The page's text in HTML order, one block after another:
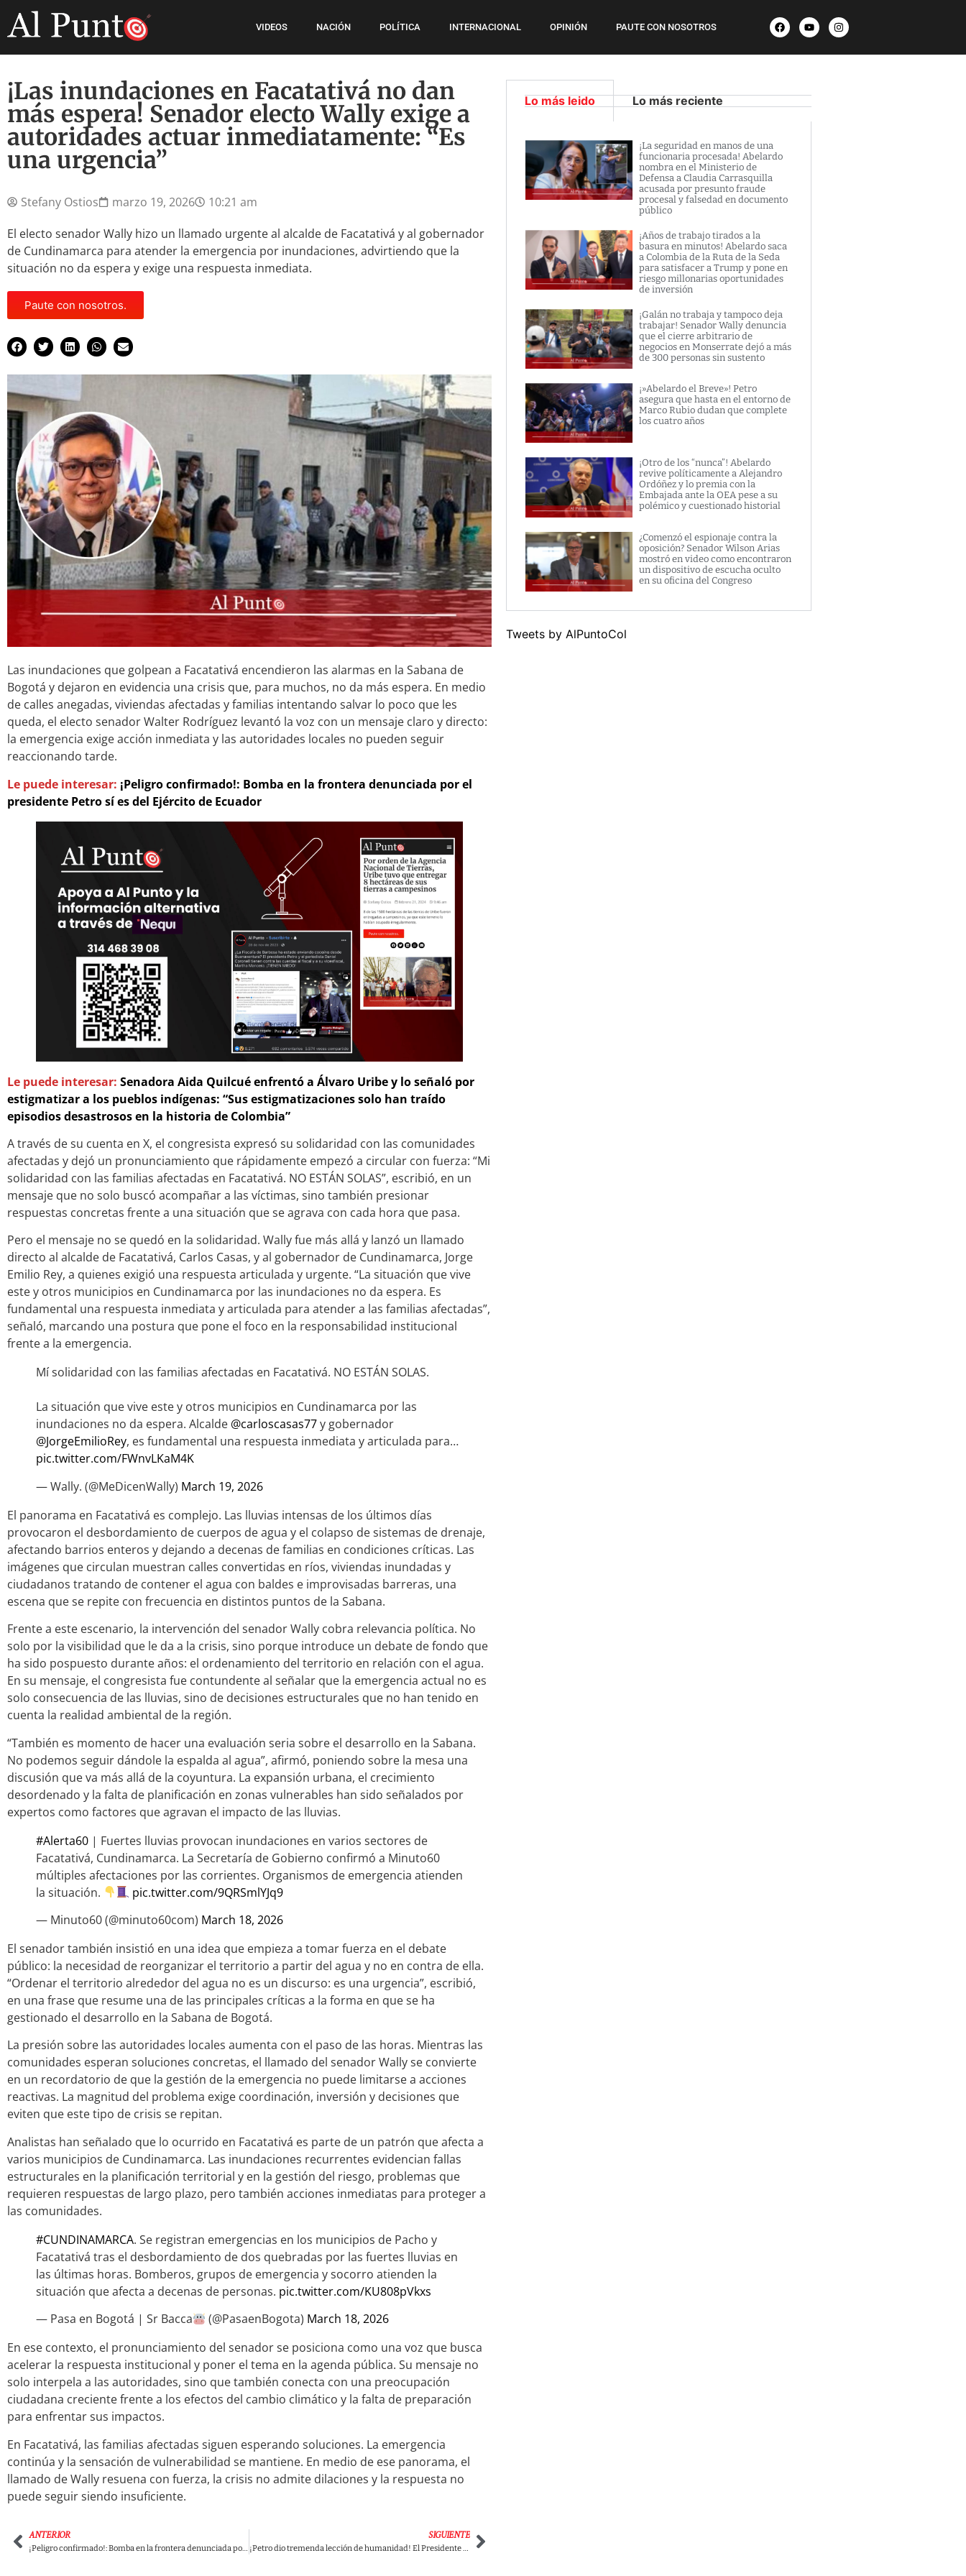
VIDEOS NACIÓN POLÍTICA INTERNACIONAL OPINIÓN PAUTE CON NOSOTROS
¡Las inundaciones en Facatativá no dan
más espera! Senador electo Wally exige a
autoridades actuar inmediatamente: “Es
una urgencia”
Stefany Ostios marzo 19, 2026
10:21 am
El electo senador Wally hizo un llamado urgente al alcalde de Facatativá y al gobernador
de Cundinamarca para atender la emergencia por inundaciones, advirtiendo que la
situación no da espera y exige una respuesta inmediata.
Paute con nosotros.
Las inundaciones que golpean a Facatativá encendieron las alarmas en la Sabana de
Bogotá y dejaron en evidencia una crisis que, para muchos, no da más espera. En medio
de calles anegadas, viviendas afectadas y familias intentando salvar lo poco que les
queda, el electo senador Walter Rodríguez levantó la voz con un mensaje claro y directo:
la emergencia exige acción inmediata y las autoridades locales no pueden seguir
reaccionando tarde.
Le puede interesar: ¡Peligro confirmado!: Bomba en la frontera denunciada por el
presidente Petro sí es del Ejército de Ecuador
Le puede interesar: Senadora Aida Quilcué enfrentó a Álvaro Uribe y lo señaló por
estigmatizar a los pueblos indígenas: “Sus estigmatizaciones solo han traído
episodios desastrosos en la historia de Colombia”
A través de su cuenta en X, el congresista expresó su solidaridad con las comunidades
afectadas y dejó un pronunciamiento que rápidamente empezó a circular con fuerza: “Mi
solidaridad con las familias afectadas en Facatativá. NO ESTÁN SOLAS”, escribió, en un
mensaje que no solo buscó acompañar a las víctimas, sino también presionar
respuestas concretas frente a una situación que se agrava con cada hora que pasa.
Pero el mensaje no se quedó en la solidaridad. Wally fue más allá y lanzó un llamado
directo al alcalde de Facatativá, Carlos Casas, y al gobernador de Cundinamarca, Jorge
Emilio Rey, a quienes exigió una respuesta articulada y urgente. “La situación que vive
este y otros municipios en Cundinamarca por las inundaciones no da espera. Es
fundamental una respuesta inmediata y articulada para atender a las familias afectadas”,
señaló, marcando una postura que pone el foco en la responsabilidad institucional
frente a la emergencia.
Mí solidaridad con las familias afectadas en Facatativá. NO ESTÁN SOLAS.
La situación que vive este y otros municipios en Cundinamarca por las
inundaciones no da espera. Alcalde @carloscasas77y gobernador
@JorgeEmilioRey, es fundamental una respuesta inmediata y articulada para…
pic.twitter.com/FWnvLKaM4K
— Wally. (@MeDicenWally) March 19, 2026
El panorama en Facatativá es complejo. Las lluvias intensas de los últimos días
provocaron el desbordamiento de cuerpos de agua y el colapso de sistemas de drenaje,
afectando barrios enteros y dejando a decenas de familias en condiciones críticas. Las
imágenes que circulan muestran calles convertidas en ríos, viviendas inundadas y
ciudadanos tratando de contener el agua con baldes e improvisadas barreras, una
escena que se repite con frecuencia en distintos puntos de la Sabana.
Frente a este escenario, la intervención del senador Wally cobra relevancia política. No
solo por la visibilidad que le da a la crisis, sino porque introduce un debate de fondo que
ha sido pospuesto durante años: el ordenamiento del territorio en relación con el agua.
En su mensaje, el congresista fue contundente al señalar que la emergencia actual no es
solo consecuencia de las lluvias, sino de decisiones estructurales que no han tenido en
cuenta la realidad ambiental de la región.
“También es momento de hacer una evaluación seria sobre el desarrollo en la Sabana.
No podemos seguir dándole la espalda al agua”, afirmó, poniendo sobre la mesa una
discusión que va más allá de la coyuntura. La expansión urbana, el crecimiento
desordenado y la falta de planificación en zonas vulnerables han sido señalados por
expertos como factores que agravan el impacto de las lluvias.
#Alerta60 | Fuertes lluvias provocan inundaciones en varios sectores de
Facatativá, Cundinamarca. La Secretaría de Gobierno confirmó a Minuto60
múltiples afectaciones por las corrientes. Organismos de emergencia atienden
la situación.
pic.twitter.com/9QRSmlYJq9
— Minuto60 (@minuto60com) March 18, 2026
El senador también insistió en una idea que empieza a tomar fuerza en el debate
público: la necesidad de reorganizar el territorio a partir del agua y no en contra de ella.
“Ordenar el territorio alrededor del agua no es un discurso: es una urgencia”, escribió,
en una frase que resume una de las principales críticas a la forma en que se ha
gestionado el desarrollo en la Sabana de Bogotá.
La presión sobre las autoridades locales aumenta con el paso de las horas. Mientras las
comunidades esperan soluciones concretas, el llamado del senador Wally se convierte
en un recordatorio de que la gestión de la emergencia no puede limitarse a acciones
reactivas. La magnitud del problema exige coordinación, inversión y decisiones que
eviten que este tipo de crisis se repitan.
Analistas han señalado que lo ocurrido en Facatativá es parte de un patrón que afecta a
varios municipios de Cundinamarca. Las inundaciones recurrentes evidencian fallas
estructurales en la planificación territorial y en la gestión del riesgo, problemas que
requieren respuestas de largo plazo, pero también acciones inmediatas para proteger a
las comunidades.
#CUNDINAMARCA. Se registran emergencias en los municipios de Pacho y
Facatativá tras el desbordamiento de dos quebradas por las fuertes lluvias en
las últimas horas. Bomberos, grupos de emergencia y socorro atienden la
situación que afecta a decenas de personas. pic.twitter.com/KU808pVkxs
— Pasa en Bogotá | Sr Bacca
(@PasaenBogota) March 18, 2026
En ese contexto, el pronunciamiento del senador se posiciona como una voz que busca
acelerar la respuesta institucional y poner el tema en la agenda pública. Su mensaje no
solo interpela a las autoridades, sino que también conecta con una preocupación
ciudadana creciente frente a los efectos del cambio climático y la falta de preparación
para enfrentar sus impactos.
En Facatativá, las familias afectadas siguen esperando soluciones. La emergencia
continúa y la sensación de vulnerabilidad se mantiene. En medio de ese panorama, el
llamado de Wally resuena con fuerza, la crisis no admite dilaciones y la respuesta no
puede seguir siendo insuficiente.
ANTERIOR
¡Peligro confirmado!: Bomba en la frontera denunciada por el presidente Petro sí es del Ejército de Ecuador
SIGUIENTE
¡Petro dio tremenda lección de humanidad! El Presidente decidió perdonar a vendedor ambulante que lo amenazó; el hombre terminó llorando ante el juez
Lo más leido Lo más reciente
¡La seguridad en manos de una
funcionaria procesada! Abelardo
nombra en el Ministerio de
Defensa a Claudia Carrasquilla
acusada por presunto fraude
procesal y falsedad en documento
público
¡Años de trabajo tirados a la
basura en minutos! Abelardo saca
a Colombia de la Ruta de la Seda
para satisfacer a Trump y pone en
riesgo millonarias oportunidades
de inversión
¡Galán no trabaja y tampoco deja
trabajar! Senador Wally denuncia
que el cierre arbitrario de
negocios en Monserrate dejó a más
de 300 personas sin sustento
¡»Abelardo el Breve»! Petro
asegura que hasta en el entorno de
Marco Rubio dudan que complete
los cuatro años
¡Otro de los “nunca”! Abelardo
revive políticamente a Alejandro
Ordóñez y lo premia con la
Embajada ante la OEA pese a su
polémico y cuestionado historial
¿Comenzó el espionaje contra la
oposición? Senador Wilson Arias
mostró en video como encontraron
un dispositivo de escucha oculto
en su oficina del Congreso
Tweets by AlPuntoCol